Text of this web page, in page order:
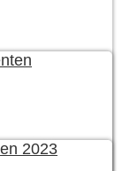
2023